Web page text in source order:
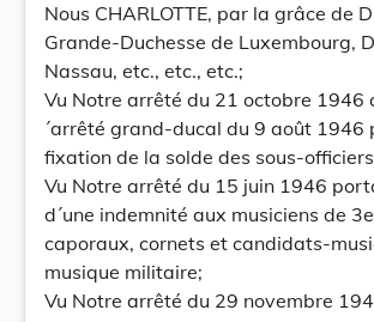
Nous CHARLOTTE, par la grâce de
Grande-Duchesse de Luxembourg,
Nassau, etc., etc., etc.;
Vu Notre arrêté du 21 octobre 1946
´arrêté grand-ducal du 9 août 1946
fixation de la solde des sous-
Vu Notre arrêté du 15 juin 1946
d´une indemnité aux musiciens de
caporaux, cornets et candidats-
musique militaire;
Vu Notre arrêté du 29 novembre